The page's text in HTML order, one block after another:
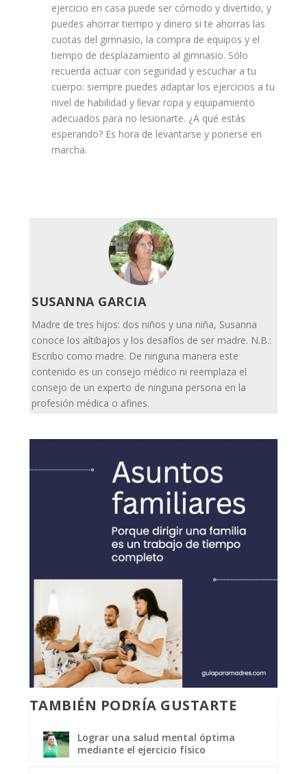
ejercicio en casa puede ser cómodo y divertido, y
puedes ahorrar tiempo y dinero si te ahorras las
cuotas del gimnasio, la compra de equipos y el
tiempo de desplazamiento al gimnasio. Sólo
recuerda actuar con seguridad y escuchar a tu
cuerpo: siempre puedes adaptar los ejercicios a tu
nivel de habilidad y llevar ropa y equipamiento
adecuados para no lesionarte. ¿A qué estás
esperando? Es hora de levantarse y ponerse en
marcha.
SUSANNA GARCIA
Madre de tres hijos: dos niños y una niña, Susanna
conoce los altibajos y los desafíos de ser madre. N.B.:
Escribo como madre. De ninguna manera este
contenido es un consejo médico ni reemplaza el
consejo de un experto de ninguna persona en la
profesión médica o afines.
TAMBIÉN PODRÍA GUSTARTE
Lograr una salud mental óptima
mediante el ejercicio físico